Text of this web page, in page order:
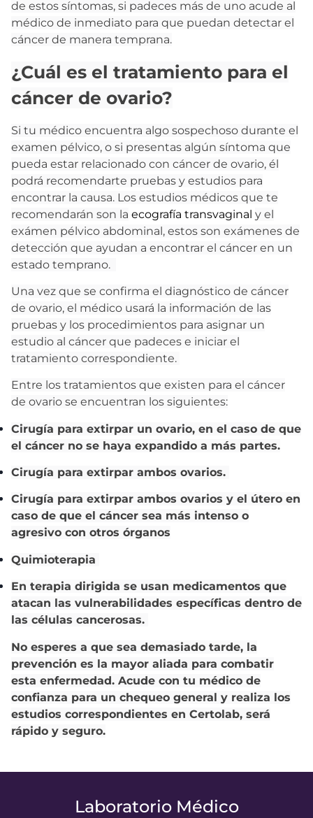
de estos síntomas, si padeces más de uno acude al
médico de inmediato para que puedan detectar el
cáncer de manera temprana.
¿Cuál es el tratamiento para el
cáncer de ovario?
Si tu médico encuentra algo sospechoso durante el
examen pélvico, o si presentas algún síntoma que
pueda estar relacionado con cáncer de ovario, él
podrá recomendarte pruebas y estudios para
encontrar la causa. Los estudios médicos que te
recomendarán son la ecografía transvaginal y el
exámen pélvico abdominal, estos son exámenes de
detección que ayudan a encontrar el cáncer en un
estado temprano.
Una vez que se confirma el diagnóstico de cáncer
de ovario, el médico usará la información de las
pruebas y los procedimientos para asignar un
estudio al cáncer que padeces e iniciar el
tratamiento correspondiente.
Entre los tratamientos que existen para el cáncer
de ovario se encuentran los siguientes:
Cirugía para extirpar un ovario, en el caso de que
el cáncer no se haya expandido a más partes.
Cirugía para extirpar ambos ovarios.
Cirugía para extirpar ambos ovarios y el útero en
caso de que el cáncer sea más intenso o
agresivo con otros órganos
Quimioterapia
En terapia dirigida se usan medicamentos que
atacan las vulnerabilidades específicas dentro de
las células cancerosas.
No esperes a que sea demasiado tarde, la
prevención es la mayor aliada para combatir
esta enfermedad. Acude con tu médico de
confianza para un chequeo general y realiza los
estudios correspondientes en Certolab, será
rápido y seguro.
Laboratorio Médico